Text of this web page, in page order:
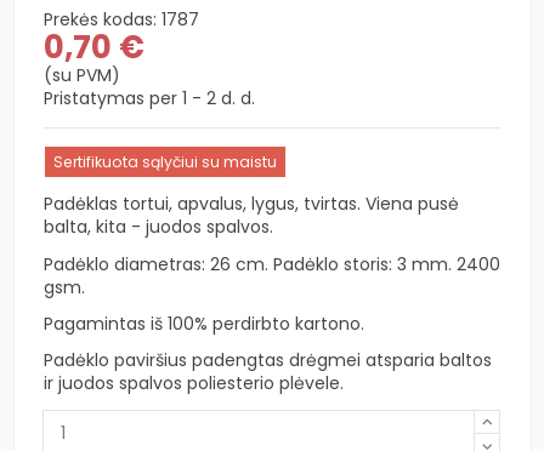
Prekės kodas: 1787
0,70 €
(su PVM)
Pristatymas per 1 - 2 d. d.
Sertifikuota sąlyčiui su maistu
Padėklas tortui, apvalus, lygus, tvirtas. Viena pusė
balta, kita - juodos spalvos.
Padėklo diametras: 26 cm. Padėklo storis: 3 mm. 2400
gsm.
Pagamintas iš 100% perdirbto kartono.
Padėklo paviršius padengtas drėgmei atsparia baltos
ir juodos spalvos poliesterio plėvele.